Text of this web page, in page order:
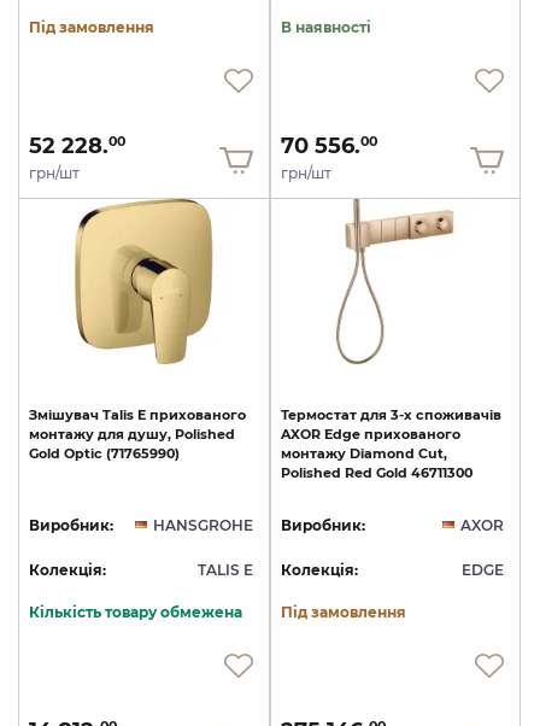
Під замовлення
52 228.00
грн/шт
В наявності
70 556.00
грн/шт
Змішувач Talis E прихованого
монтажу для душу, Polished
Gold Optic (71765990)
Виробник: HANSGROHE
Колекція: TALIS E
Кількість товару обмежена
Термостат для 3-х споживачів
AXOR Edge прихованого
монтажу Diamond Cut,
Polished Red Gold 46711300
Виробник: AXOR
Колекція: EDGE
Під замовлення